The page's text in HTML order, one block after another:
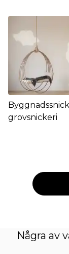
grovsnickeri
Några av